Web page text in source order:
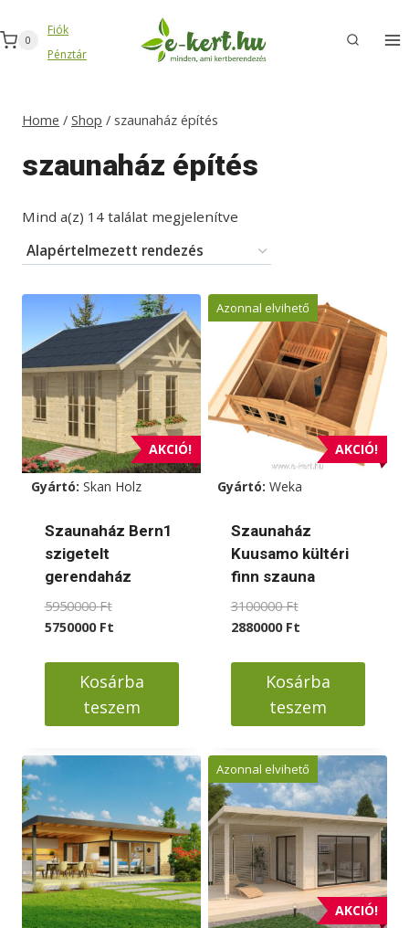
to
content
0
Fiók
Pénztár
Home / Shop / szaunaház építés
szaunaház építés
Mind a(z) 14 találat megjelenítve
AKCIÓ!
Gyártó: Skan Holz
Szaunaház Bern1
szigetelt
gerendaház
5950000FtOriginal
price
5950000 Ft.
5750000 FtCurrent
is:
5750000 Ft.
Kosárba
teszem
AKCIÓ!
Azonnal elvihető
Gyártó: Weka
Szaunaház
Kuusamo kültéri
finn szauna
3100000FtOriginal
price
3100000 Ft.
2880000 FtCurrent
is:
2880000 Ft.
Kosárba
teszem
AKCIÓ!
Azonnal elvihető